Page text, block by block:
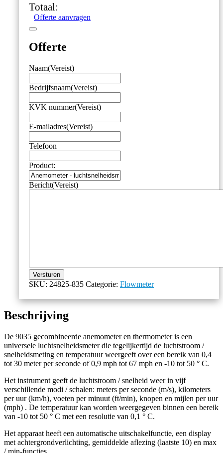
Totaal:
Offerte aanvragen
Offerte
Naam(Vereist)
Bedrijfsnaam(Vereist)
KVK nummer(Vereist)
E-mailadres(Vereist)
Telefoon
Product:
Bericht(Vereist)
Versturen
SKU: 24825-835 Categorie: Flowmeter
Beschrijving
De 9035 gecombineerde anemometer en thermometer is een
universele luchtsnelheidsmeter die tegelijkertijd de luchtstroom /
snelheidsmeting en temperatuur weergeeft over een bereik van 0,4
tot 30 meter per seconde of 0,9 mph tot 67 mph en -10 tot 50 ° C.
Het instrument geeft de luchtstroom / snelheid weer in vijf
verschillende modi / schalen: meters per seconde (m/s), kilometers
per uur (km/h), voeten per minuut (ft/min), knopen en mijlen per uur
(mph) . De temperatuur kan worden weergegeven binnen een bereik
van -10 tot 50 ° C met een resolutie van 0,1 ° C.
Het apparaat heeft een automatische uitschakelfunctie, een display
met achtergrondverlichting, gemiddelde aflezing (laatste 10) en max